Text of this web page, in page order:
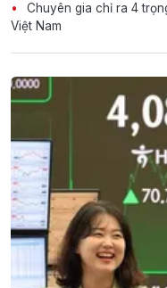
Chuyên gia chỉ ra 4
Việt Nam